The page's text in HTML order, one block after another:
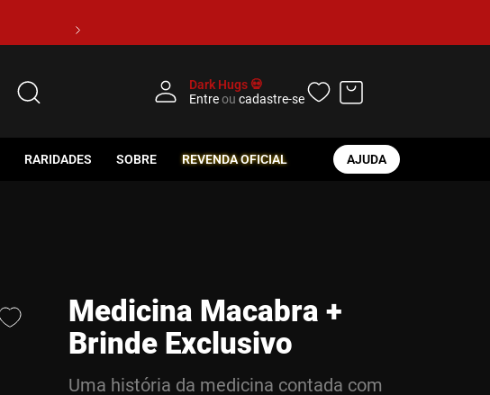
Dark Hugs 💀
Entreou cadastre-se
RARIDADES SOBRE REVENDA OFICIAL AJUDA
Medicina Macabra +
Brinde Exclusivo
Uma história da medicina contada com